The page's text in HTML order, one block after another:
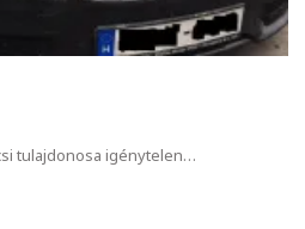
tulajdonosa igénytelen…